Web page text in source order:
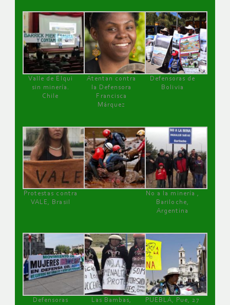
Valle de Elqui
sin minería.
Chile
Atentan contra
la Defensora
Francisca
Márquez
Defensoras de
Bolivia
Protestas contra
VALE, Brasil
No a la minería ,
Bariloche,
Argentina
Defensoras
Las Bambas,
PUEBLA, Pue, 27